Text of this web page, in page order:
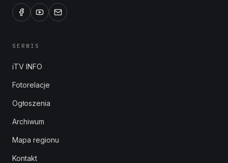
SERWIS
iTV INFO
Fotorelacje
Ogłoszenia
Archiwum
Mapa regionu
Kontakt